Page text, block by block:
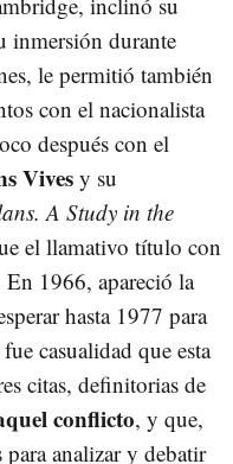
inmersión durante
le permitió también
con el nacionalista
después con el
Vives y su
A Study in the
el llamativo título con
En 1966, apareció la
hasta 1977 para
casualidad que esta
citas, definitorias de
conflicto, y que,
analizar y debatir